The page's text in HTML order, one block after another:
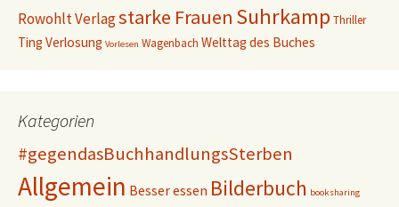
Rowohlt Verlagstarke Frauen Suhrkamp Thriller
Ting Verlosung Vorlesen Wagenbach Welttag des Buches
Kategorien
#gegendasBuchhandlungsSterben
Allgemein Besser essen Bilderbuch booksharing